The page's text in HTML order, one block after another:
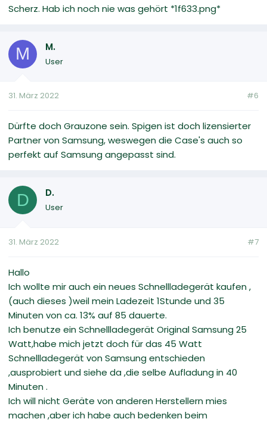
Scherz. Hab ich noch nie was gehört *1f633.png*
M M.
User
31. März 2022 #6
Dürfte doch Grauzone sein. Spigen ist doch lizensierter
Partner von Samsung, weswegen die Case's auch so
perfekt auf Samsung angepasst sind.
D D.
User
31. März 2022 #7
Hallo
Ich wollte mir auch ein neues Schnellladegerät kaufen ,
(auch dieses )weil mein Ladezeit 1Stunde und 35
Minuten von ca. 13% auf 85 dauerte.
Ich benutze ein Schnellladegerät Original Samsung 25
Watt,habe mich jetzt doch für das 45 Watt
Schnellladegerät von Samsung entschieden
,ausprobiert und siehe da ,die selbe Aufladung in 40
Minuten .
Ich will nicht Geräte von anderen Herstellern mies
machen ,aber ich habe auch bedenken beim